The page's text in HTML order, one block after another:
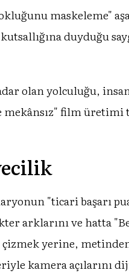
maskeleme"
duyduğu
olan yolculuğu,
mekânsız" film üretimi
"ticari başarı
arklarını ve hatta
yerine,
kamera açılarını